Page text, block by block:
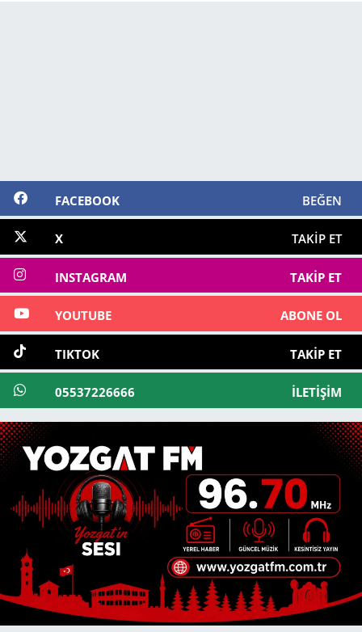
FACEBOOK BEĞEN
X TAKIP ET
INSTAGRAM TAKIP ET
YOUTUBE ABONE OL
TIKTOK TAKIP ET
05537226666 İLETIŞIM